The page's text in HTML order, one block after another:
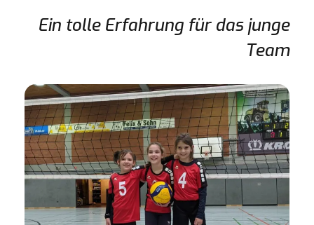
Ein tolle Erfahrung für das junge
Team